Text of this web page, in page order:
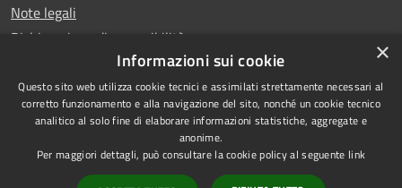
Note legali
Dichiarazione di accessibilità
RSS
Accessibilità
Copyright © 2025 Comune di
Ariano Irpino
Powered byMunicipium
×
Informazioni sui cookie
Questo sito web utilizza cookie tecnici e assimilati strettamente necessari al
corretto funzionamento e alla navigazione del sito, nonché un cookie tecnico
analitico al solo fine di elaborare informazioni statistiche, aggregate e
anonime.
Per maggiori dettagli, può consultare la cookie policy al seguente link